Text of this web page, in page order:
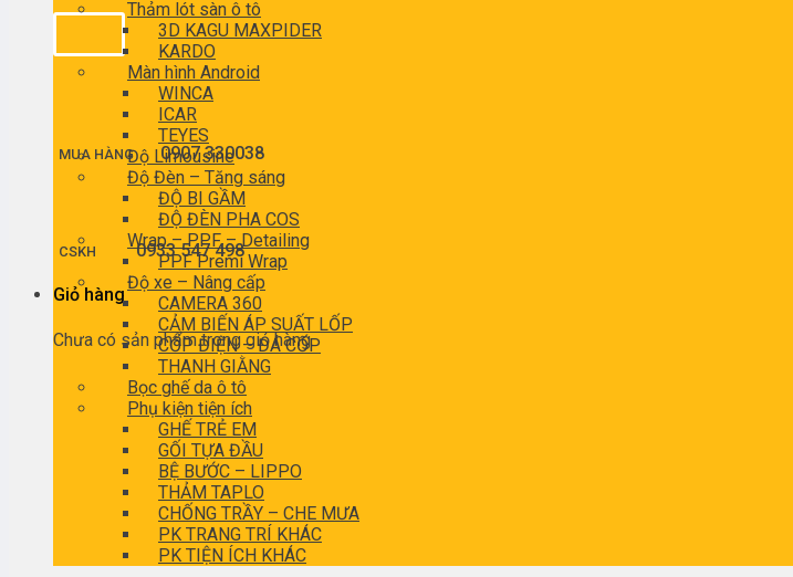
MUA HÀNG 0907 330038
CSKH0933 547 498
Giỏ hàng
Chưa có sản phẩm trong giỏ hàng.
Thảm lót sàn ô tô
3D KAGU MAXPIDER
KARDO
Màn hình Android
WINCA
ICAR
TEYES
Độ Limousine
Độ Đèn – Tăng sáng
ĐỘ BI GẦM
ĐỘ ĐÈN PHA COS
Wrap – PPF – Detailing
PPF Premi Wrap
Độ xe – Nâng cấp
CAMERA 360
CẢM BIẾN ÁP SUẤT LỐP
CỐP ĐIỆN – ĐÁ CỐP
THANH GIẰNG
Bọc ghế da ô tô
Phụ kiện tiện ích
GHẾ TRẺ EM
GỐI TỰA ĐẦU
BỆ BƯỚC – LIPPO
THẢM TAPLO
CHỐNG TRẦY – CHE MƯA
PK TRANG TRÍ KHÁC
PK TIỆN ÍCH KHÁC